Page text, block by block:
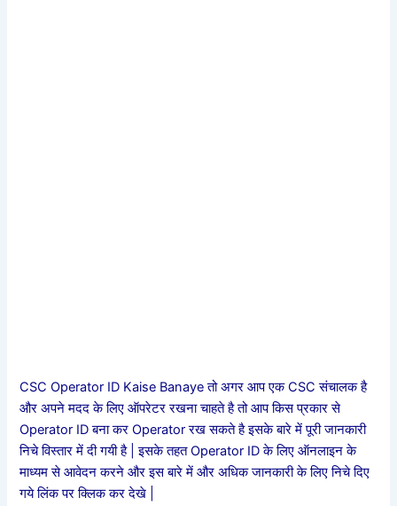
CSC Operator ID Kaise Banaye तो अगर आप एक CSC संचालक है
और अपने मदद के लिए ऑपरेटर रखना चाहते है तो आप किस प्रकार से
Operator ID बना कर Operator रख सकते है इसके बारे में पूरी जानकारी
निचे विस्तार में दी गयी है | इसके तहत Operator ID के लिए ऑनलाइन के
माध्यम से आवेदन करने और इस बारे में और अधिक जानकारी के लिए निचे दिए
गये लिंक पर क्लिक कर देखे |